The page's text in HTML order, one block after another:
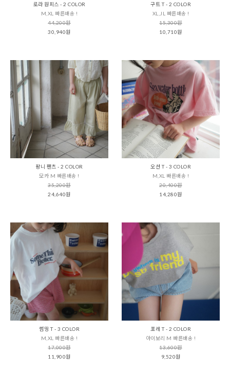
로라 원피스 - 2 COLOR
M,XL 빠른배송 !
44,200원
30,940원
구트 T - 2 COLOR
XL,JL 빠른배송 !
15,300원
10,710원
팡니 팬츠 - 2 COLOR
모카 M 빠른배송 !
35,200원
24,640원
오션 T - 3 COLOR
M,XL 빠른배송 !
20,400원
14,280원
썸띵 T - 3 COLOR
M,XL 빠른배송 !
17,000원
11,900원
포레 T - 2 COLOR
아이보리 M 빠른배송 !
13,600원
9,520원